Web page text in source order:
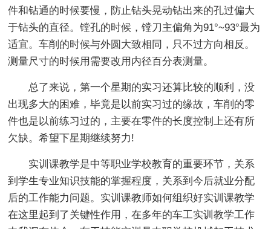
件和钻通的时候要慢，防止钻头晃动钻出来的孔过偏大
于钻头的直径。镗孔的时候，镗刀主偏角为91°~93°最为
适宜。车削的时候与外圆大致相同，只不过方向相反。
测量尺寸的时候用需要改用内径百分表测量。
总了来说，第一个星期的实习还算比较的顺利，没
出现多大的困难，毕竟是以前实习过的缘故，车削的零
件也是以前练习过的，主要在零件的长度控制上还有所
欠缺。希望下星期继续努力!
实训课教学是中等职业学校教育的重要环节，关系
到学生专业知识技能的掌握程度，关系到今后就业分配
后的工作能力问题。实训课教师如何组织好实训课教学
在这里起到了关键性作用，在多年的车工实训教学工作